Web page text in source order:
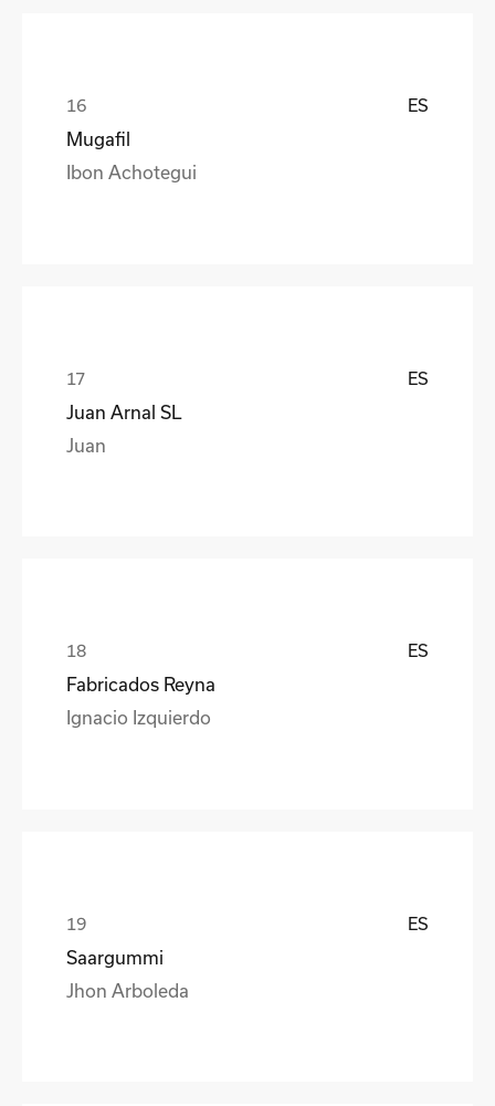
ES
Mugafil
Ibon Achotegui
ES
Juan Arnal SL
Juan
ES
Fabricados Reyna
Ignacio Izquierdo
ES
Saargummi
Jhon Arboleda